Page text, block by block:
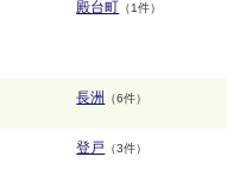
殿台町 （1件）
長洲 （6件）
登戸 （3件）